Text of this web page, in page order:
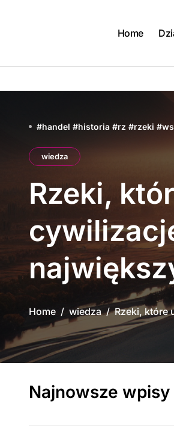
Home
#handel #historia #rz #rzeki #
wiedza
Rzeki,
Home wiedza Rzeki, które
Najnowsze wpisy